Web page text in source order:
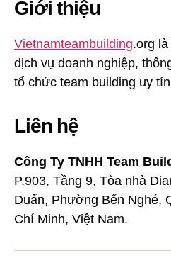
Giới thiệu
Vietnamteambuilding.org
dịch vụ doanh nghiệp,
tổ chức team building uy
Liên hệ
Công Ty TNHH Team
P.903, Tầng 9, Tòa nhà
Duẩn, Phường Bến Nghé,
Chí Minh, Việt Nam.